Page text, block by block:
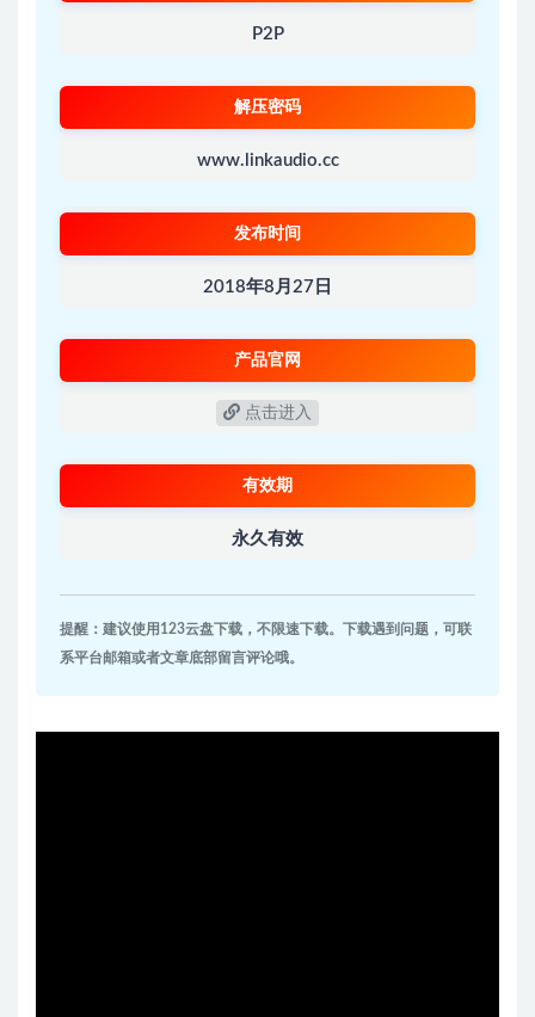
P2P
解压密码
www.linkaudio.cc
发布时间
2018年8月27日
产品官网
点击进入
有效期
永久有效
提醒：建议使用123云盘下载，不限速下载。下载遇到问题，可联
系平台邮箱或者文章底部留言评论哦。